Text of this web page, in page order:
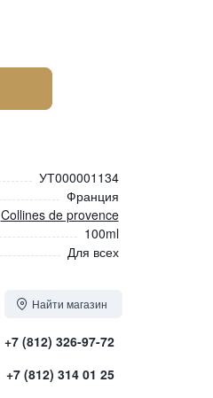
УТ000001134
Франция
Collines de provence
100ml
Для всех
Найти магазин
+7 (812) 326-97-72
+7 (812) 314 01 25